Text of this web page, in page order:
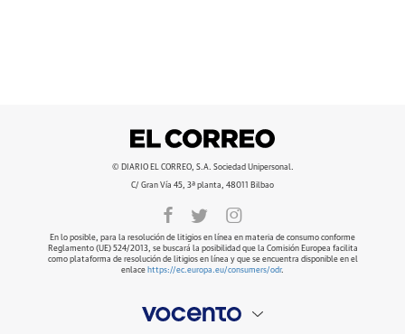
© DIARIO EL CORREO, S.A. Sociedad Unipersonal.
C/ Gran Vía 45, 3ª planta, 48011 Bilbao
En lo posible, para la resolución de litigios en línea en materia de consumo conforme
Reglamento (UE) 524/2013, se buscará la posibilidad que la Comisión Europea facilita
como plataforma de resolución de litigios en línea y que se encuentra disponible en el
enlace https://ec.europa.eu/consumers/odr.